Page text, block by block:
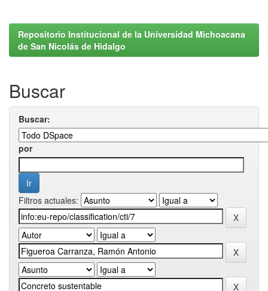
Repositorio Institucional de la Universidad Michoacana
de San Nicolás de Hidalgo
Buscar
Buscar:
por
Filtros actuales: